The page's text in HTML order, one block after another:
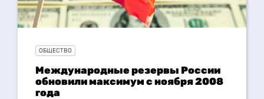
ОБЩЕСТВО
Международные резервы России
обновили максимум с ноября 2008
года